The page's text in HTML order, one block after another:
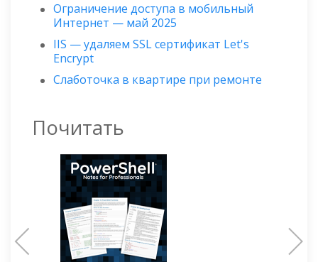
Ограничение доступа в мобильный
Интернет — май 2025
IIS — удаляем SSL сертификат Let's
Encrypt
Слаботочка в квартире при ремонте
Почитать